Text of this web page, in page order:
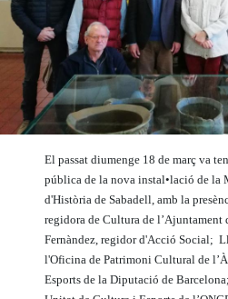
El passat diumenge 18 de març va
pública de la nova instal•lació de la
d'Història de Sabadell, amb la
regidora de Cultura de l’Ajuntament
Fernàndez, regidor d'Acció Social;
l'Oficina de Patrimoni Cultural de
Esports de la Diputació de